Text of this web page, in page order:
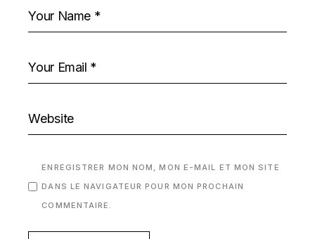
ENREGISTRER MON NOM, MON E-MAIL ET MON SITE
DANS LE NAVIGATEUR POUR MON PROCHAIN
COMMENTAIRE.